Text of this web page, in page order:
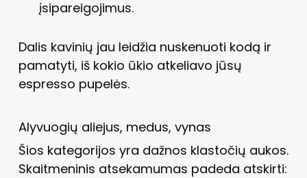
įsipareigojimus.
Dalis kavinių jau leidžia nuskenuoti kodą ir
pamatyti, iš kokio ūkio atkeliavo jūsų
espresso pupelės.
Alyvuogių aliejus, medus, vynas
Šios kategorijos yra dažnos klastočių aukos.
Skaitmeninis atsekamumas padeda atskirti: